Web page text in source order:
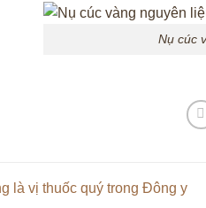
Nụ cúc
là vị thuốc quý trong Đông y